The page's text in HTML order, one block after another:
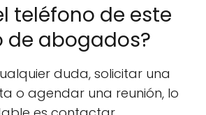
teléfono de este
de abogados?
duda, solicitar una
o agendar una reunión, lo